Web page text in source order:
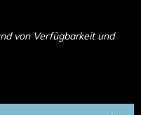
von Verfügbarkeit und